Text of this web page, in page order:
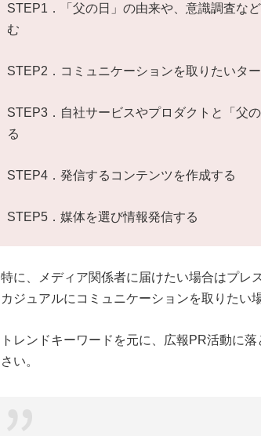
STEP1．「父の日」の由来や、意識調査な
む
STEP2．コミュニケーションを取りたいタ
STEP3．自社サービスやプロダクトと「父
る
STEP4．発信するコンテンツを作成する
STEP5．媒体を選び情報発信する
特に、メディア関係者に届けたい場合はプレ
カジュアルにコミュニケーションを取りたい
トレンドキーワードを元に、広報PR活動に
さい。